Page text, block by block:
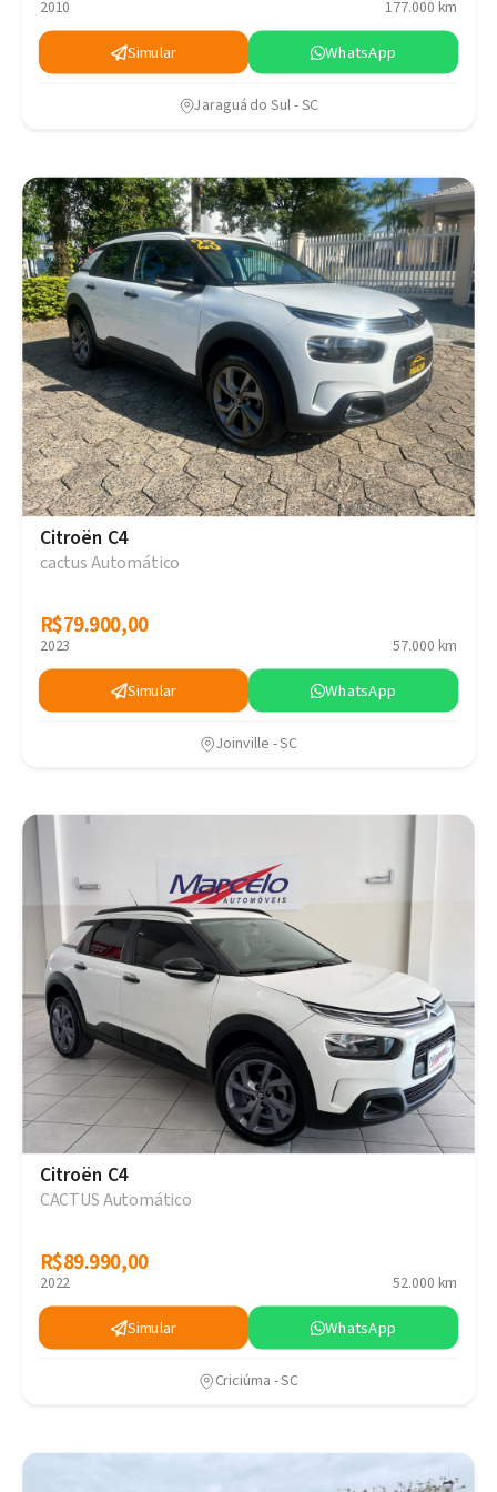
2010 177.000 km
Simular WhatsApp
Jaraguá do Sul - SC
Citroën C4
cactus Automático
R$79.900,00
R$79.900,00
2023 57.000 km
Simular WhatsApp
Joinville - SC
Citroën C4
CACTUS Automático
R$89.990,00
R$89.990,00
2022 52.000 km
Simular WhatsApp
Criciúma - SC